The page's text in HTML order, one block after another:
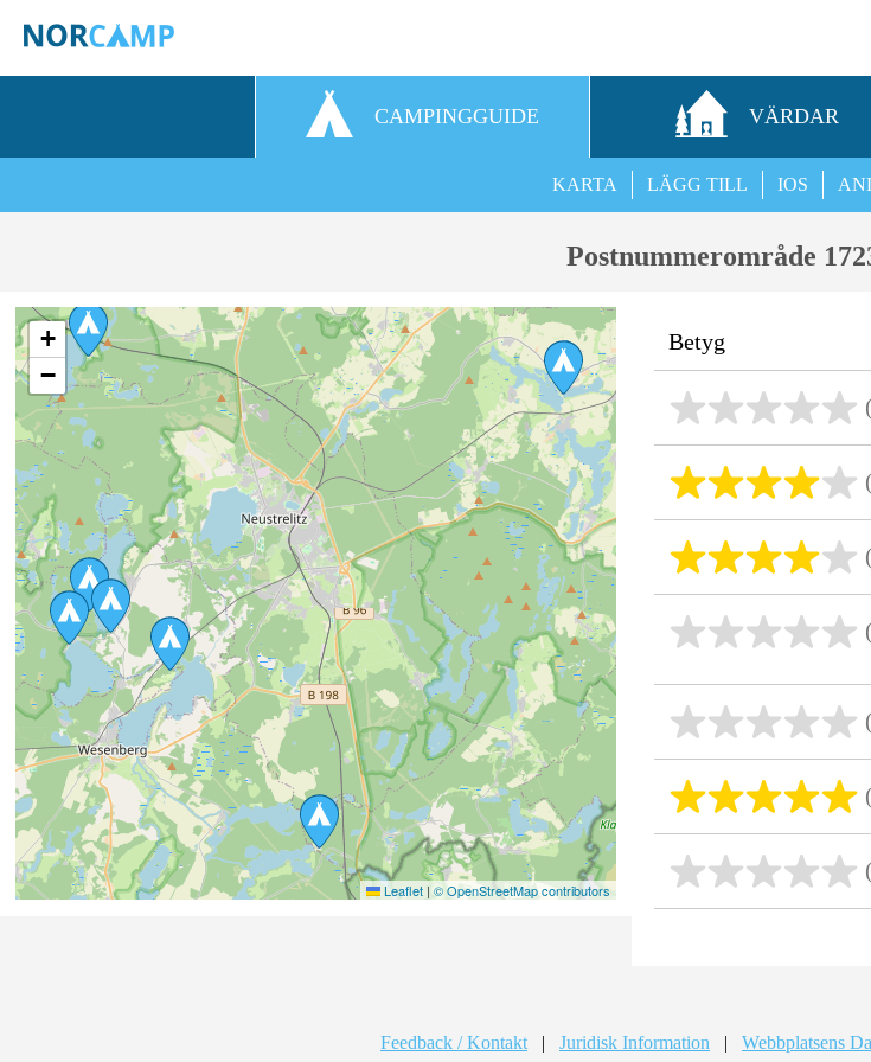
CAMPINGGUIDE VÄRDAR
IOS
LÄGG TILL
KARTA
Postnummerområde
+
−
Leaflet | © OpenStreetMap contributors
Betyg
Feedback / Kontakt | Juridisk Information | Webbplatsens